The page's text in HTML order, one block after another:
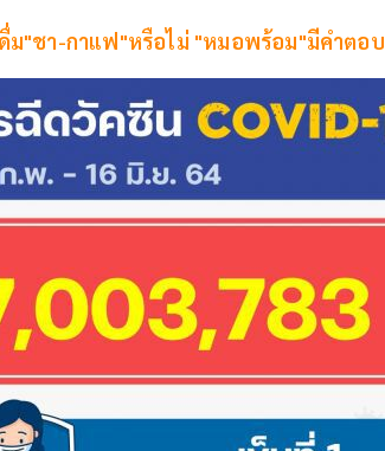
ม"ชา-กาแฟ"หรือไม่ "หมอพร้อม"มีคำตอบ